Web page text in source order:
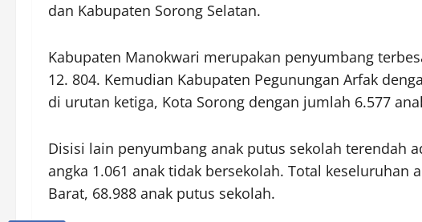
dan Kabupaten Sorong Selatan.
Kabupaten Manokwari merupakan penyumbang
12. 804. Kemudian Kabupaten Pegunungan Arfak
di urutan ketiga, Kota Sorong dengan jumlah 6.577
Disisi lain penyumbang anak putus sekolah terendah
angka 1.061 anak tidak bersekolah. Total keseluruhan
Barat, 68.988 anak putus sekolah.